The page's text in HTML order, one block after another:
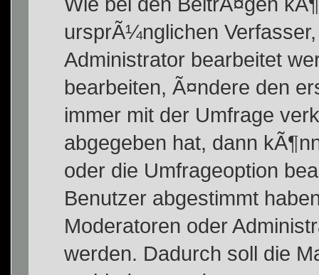
ursprÃ¼nglichen
Administrator bearbeitet
bearbeiten, Ã¤ndere den
immer mit der Umfrage
abgegeben hat, dann
oder die Umfrageoption
Benutzer abgestimmt
Moderatoren oder
werden. Dadurch soll die